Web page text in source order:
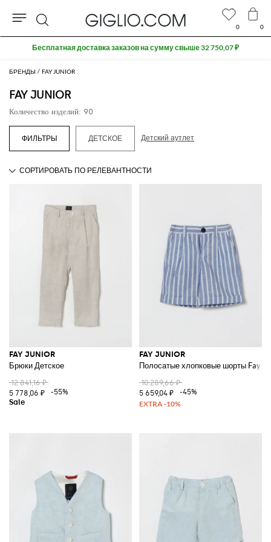
БРЕНДЫ FAY JUNIOR
FAY JUNIOR
Количество изделий: 90
ДЕТСКОЕ Детский аутлет
FAY JUNIOR
Брюки Детское
12 841,16 ₽
5 778,06 ₽
-55%
FAY JUNIOR
Полосатые хлопковые шорты Fay
10 289,66 ₽
5 659,04 ₽
-45%
0 0
Поиск
Extra 10% off SALE